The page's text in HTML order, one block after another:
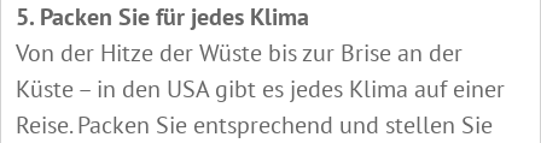
5. Packen Sie für jedes Klima
Von der Hitze der Wüste bis zur Brise an der
Küste – in den USA gibt es jedes Klima auf einer
Reise. Packen Sie entsprechend und stellen Sie